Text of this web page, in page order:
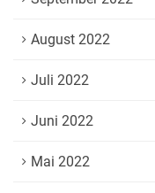
August 2022
Juli 2022
Juni 2022
Mai 2022